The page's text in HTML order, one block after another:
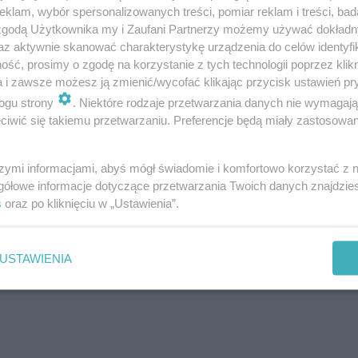
i różyczce) - chroni przed 3
która występuje przede wszystkim u dzieci.
tułowiu. Powikłania odry to
. Bardzo poważne są powikłania neurologiczne (
wybór spersonalizowanych treści, pomiar reklam i treści,
Użytkownika my i Zaufani Partnerzy możemy używać
aktywnie skanować charakterystykę urządzenia do celów
prosimy o zgodę na korzystanie z tych technologii poprzez
i zawsze możesz ją zmienić/wycofać klikając przycisk ustawień
strony
. Niektóre rodzaje przetwarzania danych nie
się takiemu przetwarzaniu. Preferencje będą miały
informacjami, abyś mógł świadomie i komfortowo korzystać z
informacje dotyczące przetwarzania Twoich danych
oraz po kliknięciu w „Ustawienia”.
USTAWIENIA